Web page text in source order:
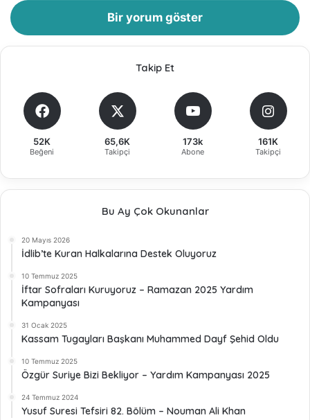
Bir yorum göster
Takip Et
52K
Beğeni
65,6K
Takipçi
173k
Abone
161K
Takipçi
Bu Ay Çok Okunanlar
20 Mayıs 2026
İdlib’te Kuran Halkalarına Destek Oluyoruz
10 Temmuz 2025
İftar Sofraları Kuruyoruz – Ramazan 2025 Yardım
Kampanyası
31 Ocak 2025
Kassam Tugayları Başkanı Muhammed Dayf Şehid Oldu
10 Temmuz 2025
Özgür Suriye Bizi Bekliyor – Yardım Kampanyası 2025
24 Temmuz 2024
Yusuf Suresi Tefsiri 82. Bölüm – Nouman Ali Khan